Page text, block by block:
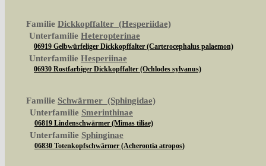
Familie Dickkopffalter (Hesperiidae)
Unterfamilie Heteropterinae
06919 Gelbwürfeliger Dickkopffalter (Carterocephalus palaemon)
Unterfamilie Hesperiinae
06930 Rostfarbiger Dickkopffalter (Ochlodes sylvanus)
Familie Schwärmer (Sphingidae)
Unterfamilie Smerinthinae
06819 Lindenschwärmer (Mimas tiliae)
Unterfamilie Sphinginae
06830 Totenkopfschwärmer (Acherontia atropos)